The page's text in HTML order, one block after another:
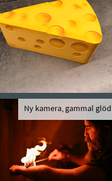
Ny kamera, gammal glöd